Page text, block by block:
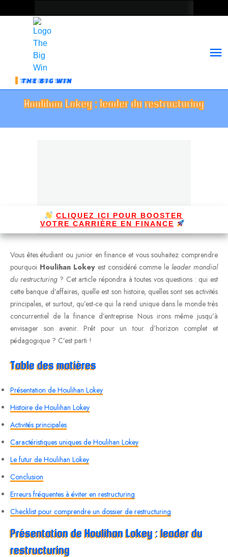
THE BIG WIN
Houlihan Lokey : leader du restructuring
CLIQUEZ ICI POUR BOOSTER
VOTRE CARRIÈRE EN FINANCE
Vous êtes étudiant ou junior en finance et vous souhaitez comprendre
pourquoi Houlihan Lokeyest considéré comme leleader mondial
du restructuring? Cet article répondra à toutes vos questions : qui est
cette banque d’affaires, quelle est son histoire, quelles sont ses activités
principales, et surtout, qu’est-ce qui la rend unique dans le monde très
concurrentiel de la finance d’entreprise. Nous irons même jusqu’à
envisager son avenir. Prêt pour un tour d’horizon complet et
pédagogique ? C’est parti !
Table des matières
Présentation de Houlihan Lokey
Histoire de Houlihan Lokey
Activités principales
Caractéristiques uniques de Houlihan Lokey
Le futur de Houlihan Lokey
Conclusion
Erreurs fréquentes à éviter en restructuring
Checklist pour comprendre un dossier de restructuring
Présentation de Houlihan Lokey : leader du
restructuring